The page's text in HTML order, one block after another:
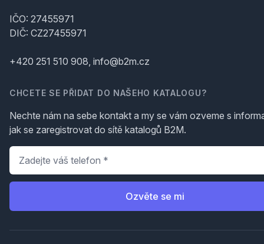
IČO: 27455971
DIČ: CZ27455971
+420 251 510 908, info@b2m.cz
CHCETE SE PŘIDAT DO NAŠEHO KATALOGU?
Nechte nám na sebe kontakt a my se vám ozveme s
jak se zaregistrovat do sítě katalogů B2M.
Telefon
Ozvěte se mi